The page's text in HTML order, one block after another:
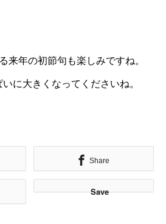
来年の初節句も楽しみですね。
に大きくなってくださいね。
Share
Save